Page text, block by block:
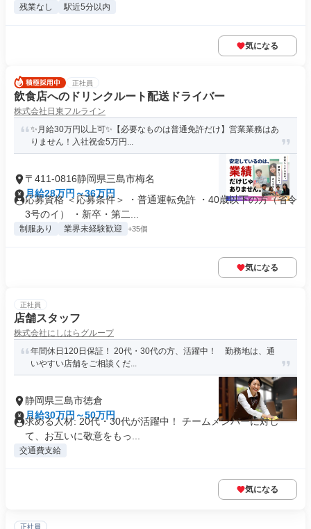
残業なし 駅近5分以内
気になる
正社員
飲食店へのドリンクルート配送ドライバー
株式会社日東フルライン
✨️月給30万円以上可✨️【必要なものは普通免許だけ】営業業務はあ
りません！入社祝金5万円...
〒411-0816静岡県三島市梅名
月給28万円～36万円
応募資格 ＜応募条件＞ ・普通運転免許 ・40歳以下の方（省令
3号のイ） ・新卒・第二...
制服あり 業界未経験歓迎 +35個
気になる
正社員
店舗スタッフ
株式会社にしはらグループ
年間休日120日保証！ 20代・30代の方、活躍中！ 勤務地は、通
いやすい店舗をご相談くだ...
静岡県三島市徳倉
月給30万円～50万円
求める人材: 20代・30代が活躍中！ チームメンバーに対し
て、お互いに敬意をもっ...
交通費支給
気になる
正社員